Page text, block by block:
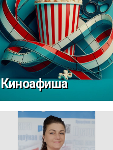
Киноафиша